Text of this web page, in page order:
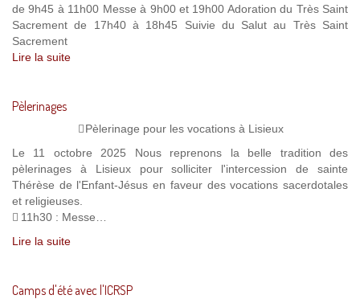
de 9h45 à 11h00 Messe à 9h00 et 19h00 Adoration du Très Saint
Sacrement de 17h40 à 18h45 Suivie du Salut au Très Saint
Sacrement
Lire la suite
Pèlerinages
Pèlerinage pour les vocations à Lisieux
Le 11 octobre 2025 Nous reprenons la belle tradition des
pèlerinages à Lisieux pour solliciter l'intercession de sainte
Thérèse de l'Enfant-Jésus en faveur des vocations sacerdotales
et religieuses.
11h30 : Messe…
Lire la suite
Camps d'été avec l'ICRSP